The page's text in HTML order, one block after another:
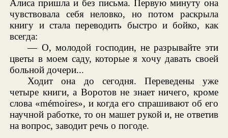
Алиса пришла и без письма. Первую минуту она
чувствовала себя неловко, но потом раскрыла
книгу и стала переводить быстро и бойко, как
всегда:
— О, молодой господин, не разрывайте эти
цветы в моем саду, которые я хочу давать своей
больной дочери...
Ходит она до сегодня. Переведены уже
четыре книги, а Воротов не знает ничего, кроме
слова «mémoires», и когда его спрашивают об его
научной работке, то он машет рукой и, не ответив
на вопрос, заводит речь о погоде.